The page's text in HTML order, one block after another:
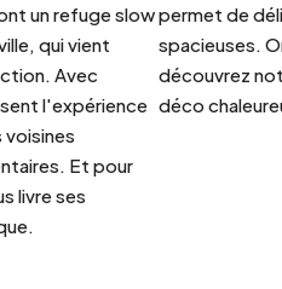
un refuge slow
qui vient
Avec
l'expérience
voisines
Et pour
livre ses
permet de
spacieuses.
découvrez
déco